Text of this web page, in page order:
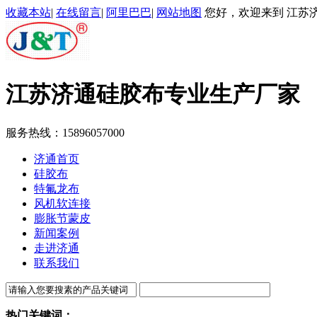
收藏本站| 在线留言| 阿里巴巴| 网站地图 您好，欢迎来到 江苏
江苏济通硅胶布专业生产厂家
服务热线： 15896057000
济通首页
硅胶布
特氟龙布
风机软连接
膨胀节蒙皮
新闻案例
走进济通
联系我们